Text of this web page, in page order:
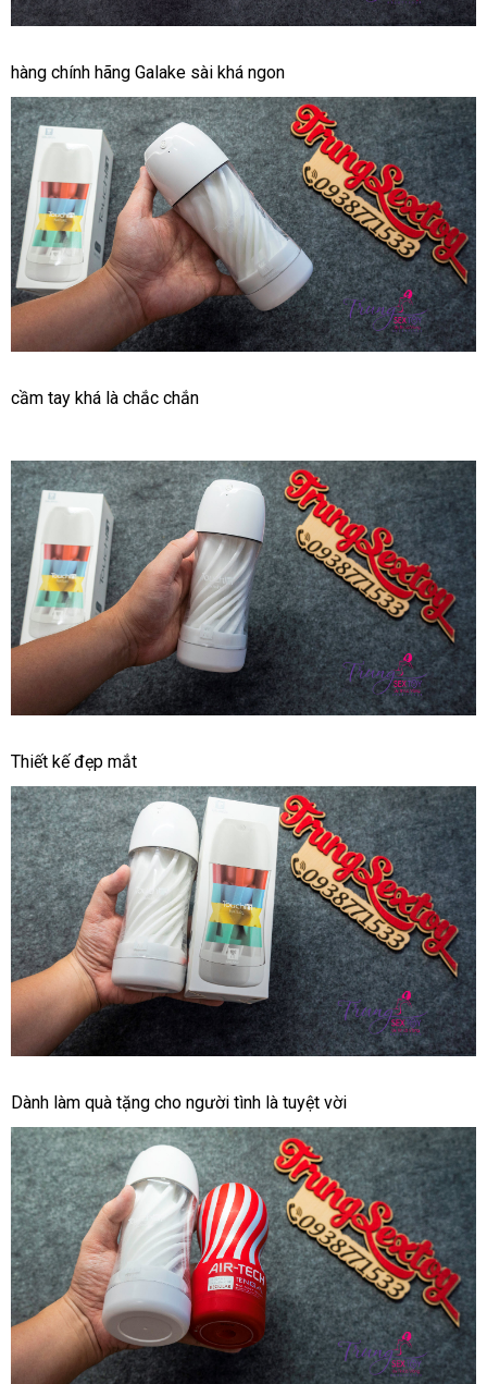
Tự
Sướng
Galaku
Touch
Công
Nghệ
Nhật
Giúp
Bạn
Vui
Vẻ
hàng chính hãng Galake sài giá
bán
khá ngon
Tự
Galaku
Touch
Công
Nghệ
Nhật
Giúp
Bạn
Vui
Vẻ
cầm tay facebook
khá là chắc chắn
Cốc
Tự
Sướng
Galaku
Touch
Công
Nghệ
Nhật
Giúp
Bạn
Vẻ
Thiết kế đẹp mắt
Tự
Sướng
Galaku
Touch
Công
Nghệ
Nhật
Giúp
Bạn
Vui
Vẻ
Dành làm quà tặng cho người tình là tuyệt vời